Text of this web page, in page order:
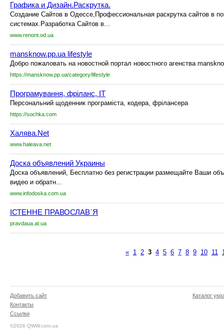
Графика и Дизайн.Раскрутка.
Создание Сайтов в Одессе,Профессиональная раскрутка сайтов в
системах.Разработка Сайтов в...
www.renont.od.ua
mansknow.pp.ua lifestyle
Добро пожаловать на новостной портал новостного агенства
https://mansknow.pp.ua/category/lifestyle
Програмування, фріланс, IT
Персональний щоденник програміста, кодера, фрілансера
https://sochka.com
Халява.Net
www.haleava.net
Доска объявлений Украины
Доска объявлений, Бесплатно без регистрации размещайте Ваши
видео и обратн...
www.infodoska.com.ua
ІСТЕННЕ ПРАВОСЛАВ`Я
pravdaua.at.ua
« 1 2 3 4 5 6 7 8 9 10 11
Добавить сайт
Контакты
Ссылки
©2026 QWW.com.ua
Каталог